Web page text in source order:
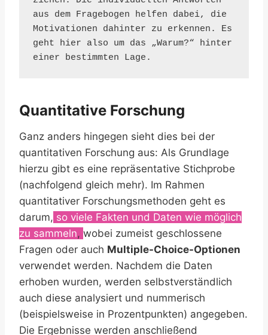
aus dem Fragebogen helfen dabei, die
Motivationen dahinter zu erkennen. Es
geht hier also um das „Warum?“ hinter
einer bestimmten Lage.
Quantitative Forschung
Ganz anders hingegen sieht dies bei der
quantitativen Forschung aus: Als Grundlage
hierzu gibt es eine repräsentative Stichprobe
(nachfolgend gleich mehr). Im Rahmen
quantitativer Forschungsmethoden geht es
darum, so viele Fakten und Daten wie möglich
zu sammeln, wobei zumeist geschlossene
Fragen oder auch Multiple-Choice-Optionen
verwendet werden. Nachdem die Daten
erhoben wurden, werden selbstverständlich
auch diese analysiert und nummerisch
(beispielsweise in Prozentpunkten) angegeben.
Die Ergebnisse werden anschließend